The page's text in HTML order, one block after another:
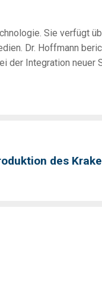
Sie verfügt
Dr. Hoffmann
der Integration neuer
des